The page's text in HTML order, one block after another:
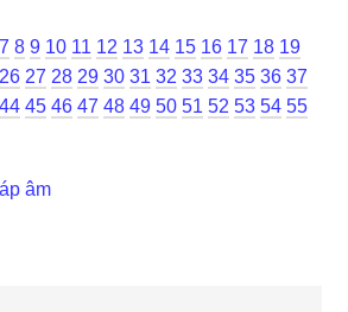
Page
7 Page
8 Page
9 Page
10 Page
11 Page
12 Page
13 Page
14 Page
15 Page
16 Page
17 Page
18 Page
19Page
Page
26 Page
27 Page
28 Page
29 Page
30 Page
31 Page
32 Page
33 Page
34 Page
35 Page
36 Page
37
Page
44 Page
45 Page
46 Page
47 Page
48 Page
49 Page
50 Page
51 Page
52 Page
53 Page
54 Page
55
âm